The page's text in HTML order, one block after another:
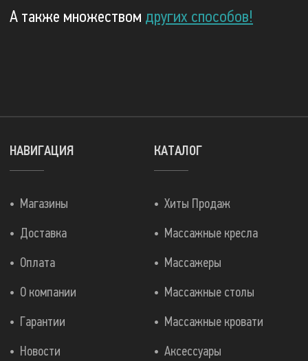
А также множеством других способов!
КАТАЛОГ
Хиты Продаж
Массажные кресла
Массажеры
Массажные столы
Массажные кровати
Аксессуары
НАВИГАЦИЯ
Магазины
Доставка
Оплата
О компании
Гарантии
Новости